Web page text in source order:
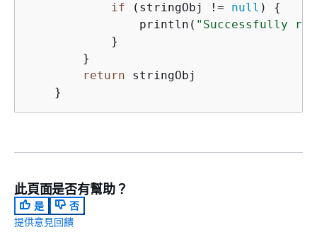
if (stringObj != null ) {
                println(
"Successfully
            }
        }
return stringObj
此頁面是否有幫助？
是
否
提供意見回饋